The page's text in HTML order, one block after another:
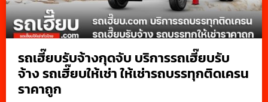
รถเฮี๊ยบรับจ้างกุดจับ บริการรถเฮี๊ยบรับ
จ้าง รถเฮี๊ยบให้เช่า ให้เช่ารถบรรทุกติดเครน
ราคาถูก